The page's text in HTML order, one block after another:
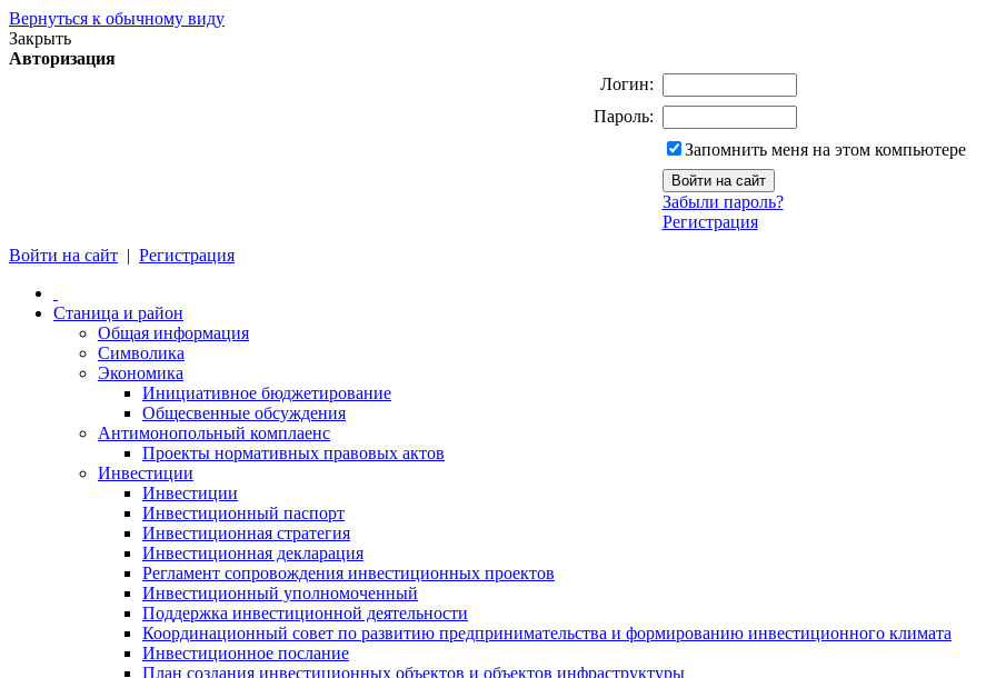
Вернуться к обычному виду
Закрыть
Авторизация
Логин:
Пароль:
Запомнить меня на этом компьютере
Забыли пароль?
Регистрация
Войти на сайт | Регистрация
Станица и район
Общая информация
Символика
Экономика
Инициативное бюджетирование
Общесвенные обсуждения
Антимонопольный комплаенс
Проекты нормативных правовых актов
Инвестиции
Инвестиции
Инвестиционный паспорт
Инвестиционная стратегия
Инвестиционная декларация
Регламент сопровождения инвестиционных проектов
Инвестиционный уполномоченный
Поддержка инвестиционной деятельности
Координационный совет по развитию предпринимательства и формированию инвестиционного климата
Инвестиционное послание
План создания инвестиционных объектов и объектов инфраструктуры